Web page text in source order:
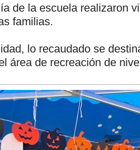
de la escuela realizaron
familias.
lo recaudado se
área de recreación de